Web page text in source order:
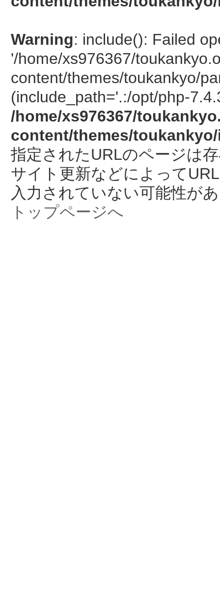
Warning: include(): Failed
'/home/xs976367/
content/themes/toukankyo/
(include_path='.:/opt/php-
/home/xs976367/
content/themes/
指定されたURLのページは
サイト更新などによって
入力されていない可能性が
トップページへ